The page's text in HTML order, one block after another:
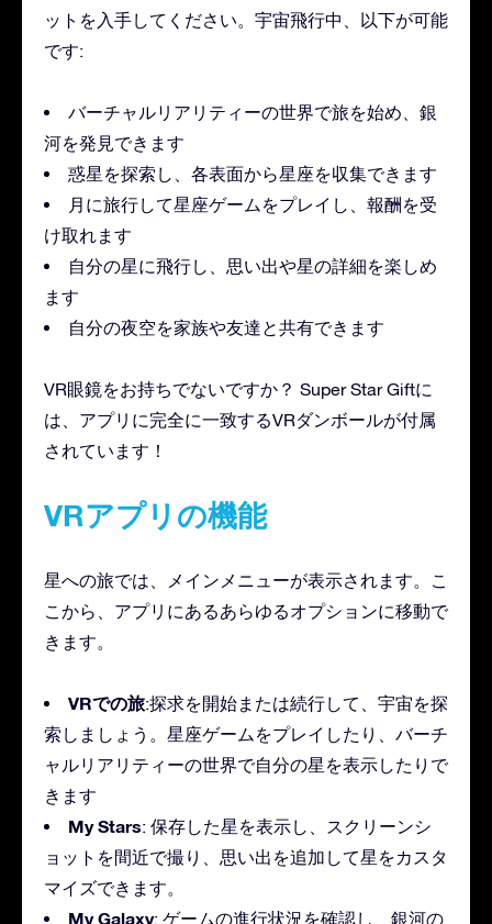
ットを入手してください。宇宙飛行中、以下が可能
です:
バーチャルリアリティーの世界で旅を始め、銀
河を発見できます
惑星を探索し、各表面から星座を収集できます
月に旅行して星座ゲームをプレイし、報酬を受
け取れます
自分の星に飛行し、思い出や星の詳細を楽しめ
ます
自分の夜空を家族や友達と共有できます
VR眼鏡をお持ちでないですか？ Super Star Giftに
は、アプリに完全に一致するVRダンボールが付属
されています！
VRアプリの機能
星への旅では、メインメニューが表示されます。こ
こから、アプリにあるあらゆるオプションに移動で
きます。
VRでの旅:探求を開始または続行して、宇宙を探
索しましょう。星座ゲームをプレイしたり、バーチ
ャルリアリティーの世界で自分の星を表示したりで
きます
My Stars: 保存した星を表示し、スクリーンシ
ョットを間近で撮り、思い出を追加して星をカスタ
マイズできます。
My Galaxy: ゲームの進行状況を確認し、銀河の